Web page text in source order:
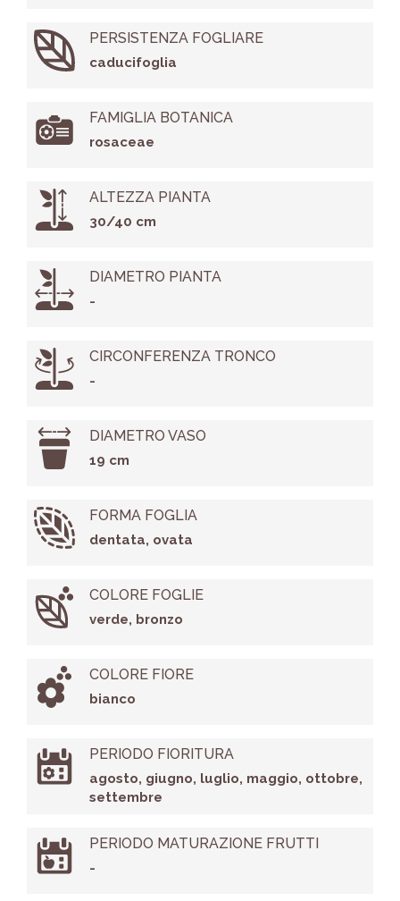
PERSISTENZA FOGLIARE
caducifoglia
FAMIGLIA BOTANICA
rosaceae
ALTEZZA PIANTA
30/40 cm
DIAMETRO PIANTA
-
CIRCONFERENZA TRONCO
-
DIAMETRO VASO
19 cm
FORMA FOGLIA
dentata, ovata
COLORE FOGLIE
verde, bronzo
COLORE FIORE
bianco
PERIODO FIORITURA
agosto, giugno, luglio, maggio, ottobre,
settembre
PERIODO MATURAZIONE FRUTTI
-